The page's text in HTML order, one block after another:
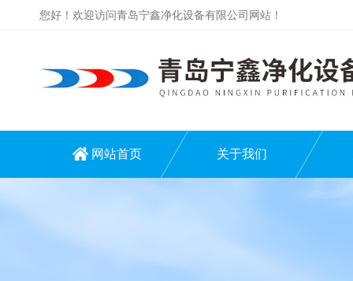
您好！欢迎访问青岛宁鑫净化设备有限公司网站！
网站首页 关于我们